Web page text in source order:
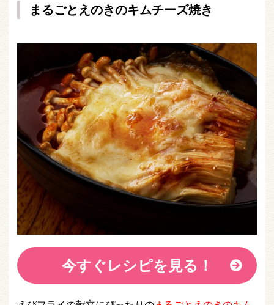
まるごとえのきのキムチーズ焼き
今すぐレシピを見る！